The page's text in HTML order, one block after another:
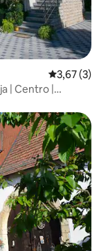
3,67 de
3,67 (3)
| Centro |